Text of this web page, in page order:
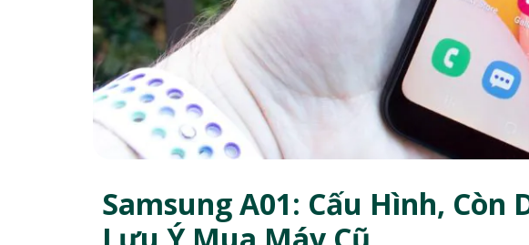
Samsung A01: Cấu Hình,